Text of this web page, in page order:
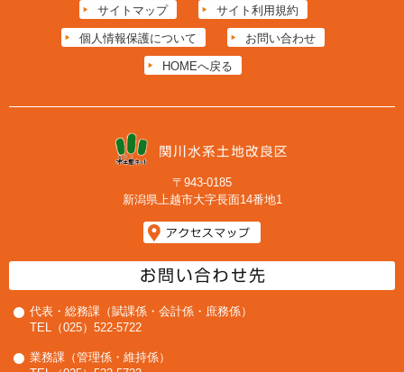
サイトマップ サイト利用規約
個人情報保護について お問い合わせ
HOMEへ戻る
〒943-0185
新潟県上越市大字長面14番地1
代表・総務課（賦課係・会計係・庶務係）
TEL（025）522-5722
業務課（管理係・維持係）